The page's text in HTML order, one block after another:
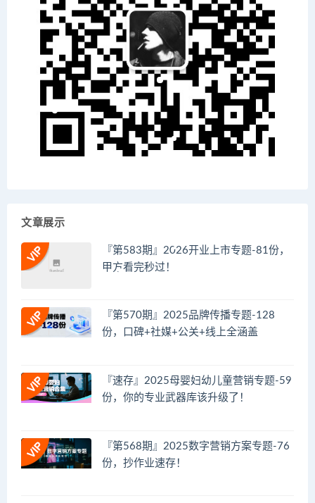
文章展示
『第583期』2026开业上市专题-81份，
甲方看完秒过！
『第570期』2025品牌传播专题-128
份，口碑+社媒+公关+线上全涵盖
『速存』2025母婴妇幼儿童营销专题-59
份，你的专业武器库该升级了！
『第568期』2025数字营销方案专题-76
份，抄作业速存！